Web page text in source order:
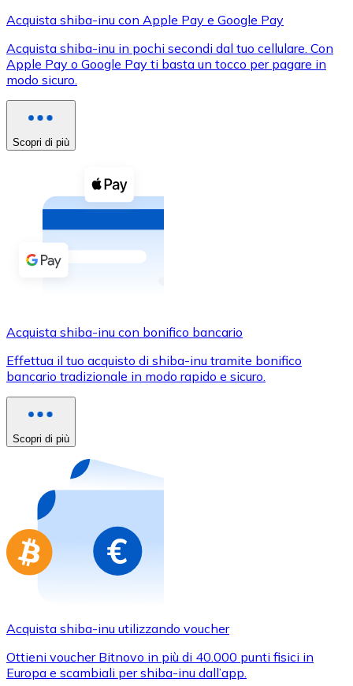
XRP
XRP
Vedi tutto
Buoni cripto
Acquista criptovalute in contanti e altri mezzi di
Acquista con contanti
Bonifico SEPA
Usa le carte Visa e Mastercard per acquistare
Acquista con carta
Acquista gift card dei tuoi marchi preferiti con
Vai al negozio di carte regalo
Acquista shiba-inu con Apple Pay e Google Pay
Acquista shiba-inu in pochi secondi dal tuo cellulare. Con
Apple Pay o Google Pay ti basta un tocco per pagare in
modo sicuro.
Scopri di più
Acquista shiba-inu con bonifico bancario
Effettua il tuo acquisto di shiba-inu tramite bonifico
bancario tradizionale in modo rapido e sicuro.
Scopri di più
Acquista shiba-inu utilizzando voucher
Ottieni voucher Bitnovo in più di 40.000 punti fisici in
Europa e scambiali per shiba-inu dall’app.